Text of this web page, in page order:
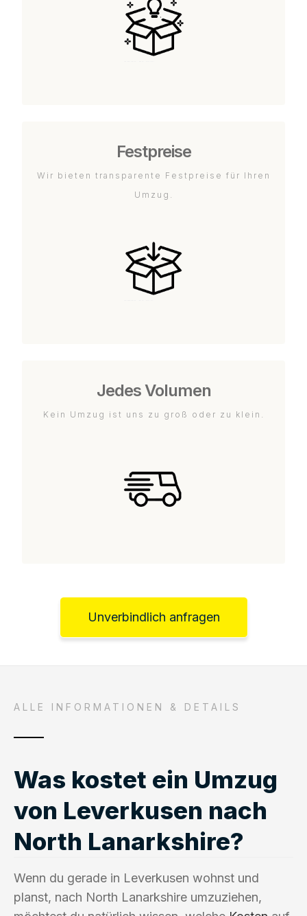
Festpreise
Wir bieten transparente Festpreise für Ihren
Umzug.
Jedes Volumen
Kein Umzug ist uns zu groß oder zu klein.
Unverbindlich anfragen
ALLE INFORMATIONEN & DETAILS
Was kostet ein Umzug
von Leverkusen nach
North Lanarkshire?
Wenn du gerade in Leverkusen wohnst und
planst, nach North Lanarkshire umzuziehen,